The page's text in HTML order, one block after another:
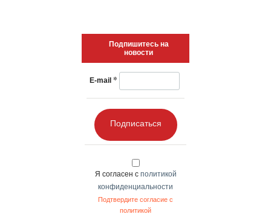
Подпишитесь на
новости
E-mail *
Подписаться
Я согласен с политикой
конфиденциальности
Подтвердите согласие с
политикой